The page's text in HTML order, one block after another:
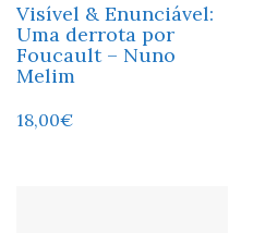
Visível & Enunciável:
Uma derrota por
Foucault – Nuno
Melim
18,00€